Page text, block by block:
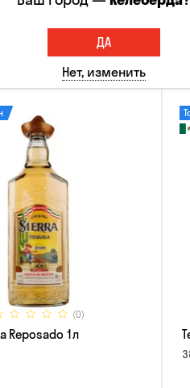
и бренди Джин
(0)
Reposado 1л
ДА
Нет, изменить